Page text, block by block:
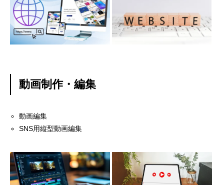
動画制作・編集
動画編集
SNS用縦型動画編集